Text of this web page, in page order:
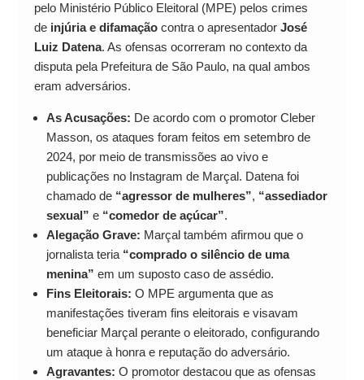
pelo Ministério Público Eleitoral (MPE) pelos crimes
de injúria e difamaçãocontra o apresentador José
Luiz Datena. As ofensas ocorreram no contexto da
disputa pela Prefeitura de São Paulo, na qual ambos
eram adversários.
As Acusações: De acordo com o promotor Cleber
Masson, os ataques foram feitos em setembro de
2024, por meio de transmissões ao vivo e
publicações no Instagram de Marçal. Datena foi
chamado de “agressor de mulheres”, “assediador
sexual” e “comedor de açúcar”.
Alegação Grave: Marçal também afirmou que o
jornalista teria “comprado o silêncio de uma
menina” em um suposto caso de assédio.
Fins Eleitorais: O MPE argumenta que as
manifestações tiveram fins eleitorais e visavam
beneficiar Marçal perante o eleitorado, configurando
um ataque à honra e reputação do adversário.
Agravantes: O promotor destacou que as ofensas